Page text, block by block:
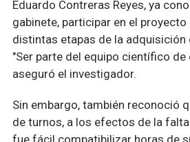
Eduardo Contreras Reyes, ya
gabinete, participar en el
distintas etapas de la
"Ser parte del equipo científico
aseguró el investigador.
Sin embargo, también reconoció
de turnos, a los efectos de la
fue fácil compatibilizar horas de